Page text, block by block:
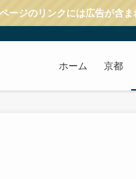
ージのリンクには広告が含ま
ホーム 京都